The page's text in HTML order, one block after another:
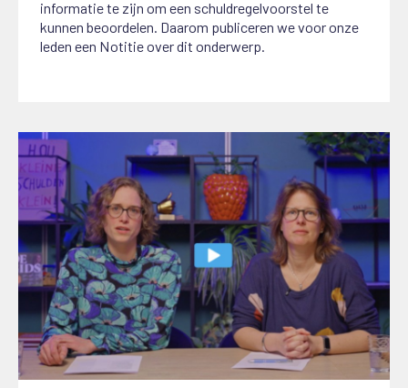
informatie te zijn om een schuldregelvoorstel te
kunnen beoordelen. Daarom publiceren we voor onze
leden een Notitie over dit onderwerp.